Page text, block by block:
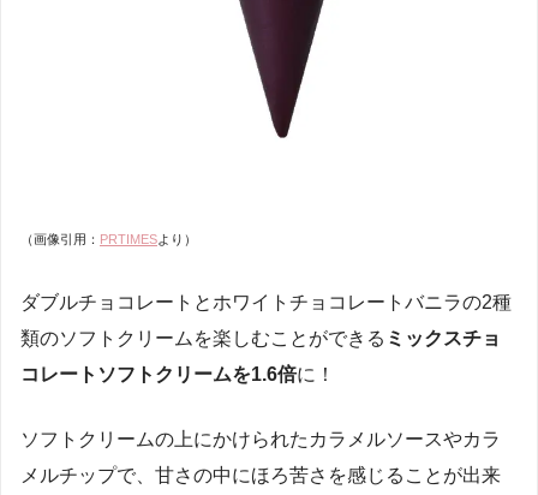
（画像引用： PRTIMESより）
ダブルチョコレートとホワイトチョコレートバニラの2種
類のソフトクリームを楽しむことができる ミックスチョ
コレートソフトクリームを1.6倍に！
ソフトクリームの上にかけられたカラメルソースやカラ
メルチップで、甘さの中にほろ苦さを感じることが出来